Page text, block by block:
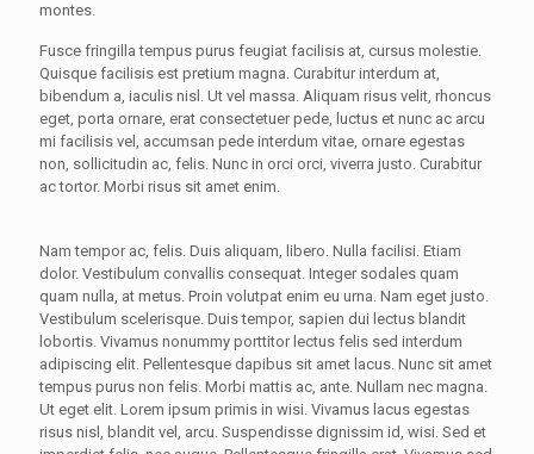
montes.
Fusce fringilla tempus purus feugiat facilisis at, cursus molestie.
Quisque facilisis est pretium magna. Curabitur interdum at,
bibendum a, iaculis nisl. Ut vel massa. Aliquam risus velit, rhoncus
eget, porta ornare, erat consectetuer pede, luctus et nunc ac arcu
mi facilisis vel, accumsan pede interdum vitae, ornare egestas
non, sollicitudin ac, felis. Nunc in orci orci, viverra justo. Curabitur
ac tortor. Morbi risus sit amet enim.
Nam tempor ac, felis. Duis aliquam, libero. Nulla facilisi. Etiam
dolor. Vestibulum convallis consequat. Integer sodales quam
quam nulla, at metus. Proin volutpat enim eu urna. Nam eget justo.
Vestibulum scelerisque. Duis tempor, sapien dui lectus blandit
lobortis. Vivamus nonummy porttitor lectus felis sed interdum
adipiscing elit. Pellentesque dapibus sit amet lacus. Nunc sit amet
tempus purus non felis. Morbi mattis ac, ante. Nullam nec magna.
Ut eget elit. Lorem ipsum primis in wisi. Vivamus lacus egestas
risus nisl, blandit vel, arcu. Suspendisse dignissim id, wisi. Sed et